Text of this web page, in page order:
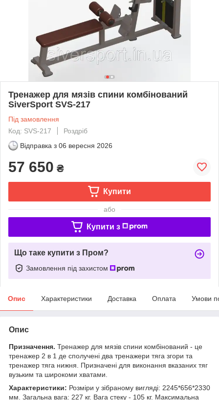
Тренажер для мязів спини комбінований
SiverSport SVS-217
Під замовлення
Код: SVS-217
Роздріб
Відправка з 06 вересня 2026
57 650 ₴
Купити
або
Купити з
Що таке купити з Пром?
Замовлення під захистом
Опис Характеристики Доставка Оплата Умови
Опис
Призначення. Тренажер для мязів спини комбінований - це
тренажер 2 в 1 де сполучені два тренажери тяга згори та
тренажер тяга нижня. Призначені для виконання вказаних тяг
вузьким та широкоми хватами.
Характеристики: Розміри у зібраному вигляді: 2245*656*2330
мм. Загальна вага: 227 кг. Вага стеку - 105 кг. Максимальна